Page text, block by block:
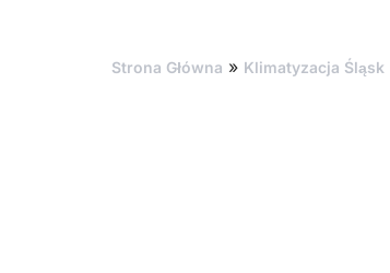
Strona Główna » Klimatyzacja Śląsk